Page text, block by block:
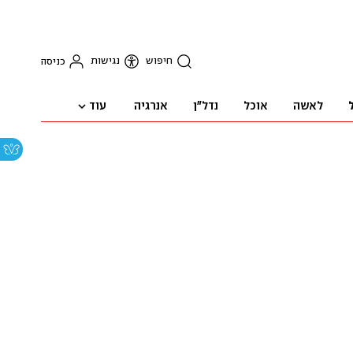
חיפוש נגישות כניסה
לאשה אוכל נדל"ן אנרגיה עוד